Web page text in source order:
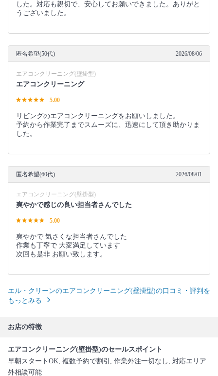
した。対応も親切で、安心してお願いできました。ありがと
うございました。
匿名希望(50代) 2026/08/06
エアコンクリーニング(壁掛型)
エアコンクリーニング
5.00
リビングのエアコンクリーニングをお願いしました。
予約から作業完了までスムーズに、迅速にして頂き助かりま
した。
匿名希望(60代) 2026/08/01
エアコンクリーニング(壁掛型)
爽やかで感じの良い担当者さんでした
5.00
爽やかで 気さくな担当者さんでした
作業も丁寧で 大変満足しています
次回も是非 お願い致します。
エル・クリーンのエアコンクリーニング(壁掛型)の口コミ・評判を
もっとみる
お店の特徴
エアコンクリーニング(壁掛型)のセールスポイント
早朝スタートOK, 複数予約で割引, 作業外注一切なし, 対応エリア
外相談可能